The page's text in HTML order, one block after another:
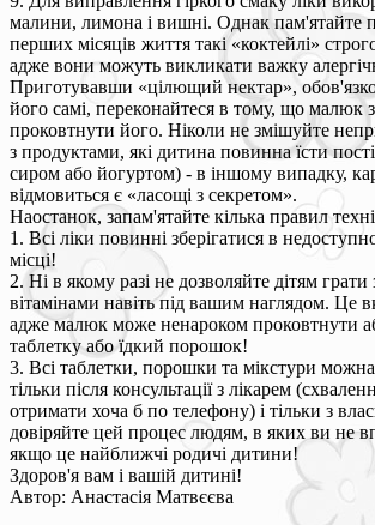
малини, лимона і вишні. Однак пам'ятайте
перших місяців життя такі «коктейлі»
адже вони можуть викликати важку
Приготувавши «цілющий нектар»,
його самі, переконайтеся в тому, що малюк
проковтнути його. Ніколи не змішуйте
з продуктами, які дитина повинна їсти
сиром або йогуртом) - в іншому випадку,
відмовиться є «ласощі з секретом».
Наостанок, запам'ятайте кілька правил
1. Всі ліки повинні зберігатися в
місці!
2. Ні в якому разі не дозволяйте дітям грати
вітамінами навіть під вашим наглядом. Це
адже малюк може ненароком проковтнути
таблетку або їдкий порошок!
3. Всі таблетки, порошки та мікстури
тільки після консультації з лікарем
отримати хоча б по телефону) і тільки з
довіряйте цей процес людям, в яких ви не
якщо це найближчі родичі дитини!
Здоров'я вам і вашій дитині!
Автор: Анастасія Матвєєва